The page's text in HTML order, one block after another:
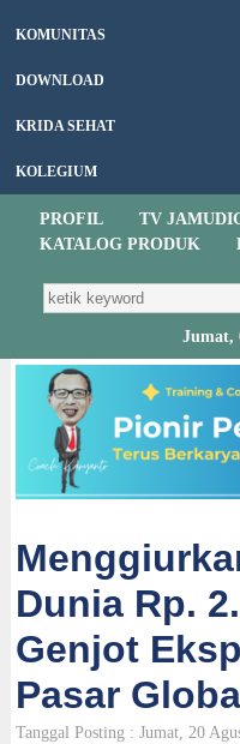
KOMUNITAS
DOWNLOAD
KRIDA SEHAT
KOLEGIUM
PROFIL TV
KATALOG PRODUK
Jumat,
Dunia Rp.
Genjot
Pasar
Tanggal Posting : Jumat, 20